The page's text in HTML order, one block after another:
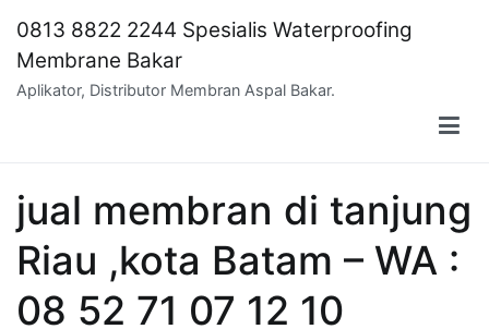
content
0813 8822 2244 Spesialis Waterproofing
Membrane Bakar
Aplikator, Distributor Membran Aspal Bakar.
jual membran di tanjung
Riau ,kota Batam – WA :
08 52 71 07 12 10